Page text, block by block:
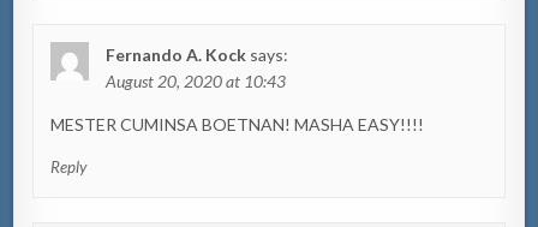
Fernando A. Kock says:
August 20, 2020 at 10:43
MESTER CUMINSA BOETNAN! MASHA EASY!!!!
Reply